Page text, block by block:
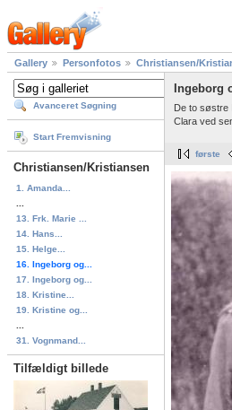
Gallery Personfotos Christiansen/
Avanceret Søgning
Start Fremvisning
Christiansen/Kristiansen
1. Amanda...
13. Frk. Marie ...
14. Hans...
15. Helge...
16. Ingeborg og...
17. Ingeborg og...
18. Kristine...
19. Kristine og...
31. Vognmand...
Tilfældigt billede
Ingeborg
De to søstre
Clara ved
første